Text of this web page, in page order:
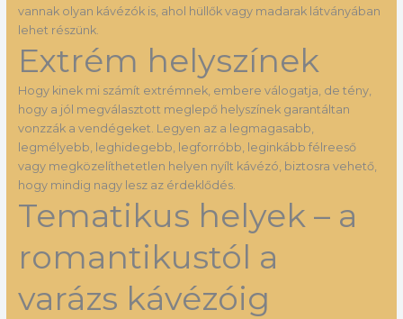
vannak olyan kávézók is, ahol hüllők vagy madarak látványában
lehet részünk.
Extrém helyszínek
Hogy kinek mi számít extrémnek, embere válogatja, de tény,
hogy a jól megválasztott meglepő helyszínek garantáltan
vonzzák a vendégeket. Legyen az a legmagasabb,
legmélyebb, leghidegebb, legforróbb, leginkább félreeső
vagy megközelíthetetlen helyen nyílt kávézó, biztosra vehető,
hogy mindig nagy lesz az érdeklődés.
Tematikus helyek – a
romantikustól a
varázs kávézóig